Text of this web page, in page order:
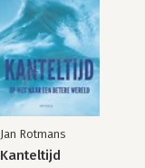
Jan Rotmans
Kanteltijd